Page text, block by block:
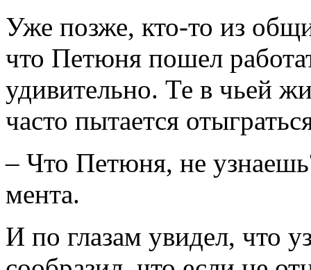
Уже позже, кто-то из
что Петюня пошел
удивительно. Те в чьей
часто пытается
– Что Петюня, не
мента.
И по глазам увидел, что